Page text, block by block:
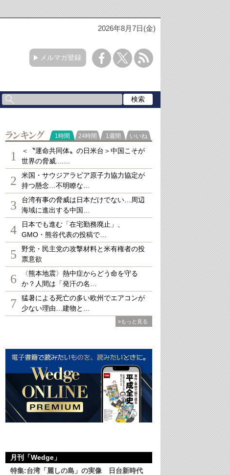
2026年8月7日(金)
メルマガ登録
ランキング
1時間 24時間 1週間 いいね
1
＜〝運命共同体〟の日米台＞中国こそが
世界の脅威....…
2
米国・サウジアラビア原子力協力協定が
持つ懸念…不明瞭な…
3
台湾有事の脅威は日本だけでない…周辺
海域に進出する中国…
4
日本でも進む「在宅勤務廃止」、
GMO・熊谷代表の投稿で…
5
野党・民主党の攻撃材料と米有権者の投
票意欲
6
〈熊本地震〉熱中症からどう命を守る
か？人間は「発汗の名…
7
猛暑による死亡の多い欧州でエアコンが
少ない理由…建物と…
»もっと見る
月刊「Wedge」
特集:台湾「麗しの島」の実像 日台新時代